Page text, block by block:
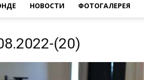
НОВОСТИ ФОТОГАЛЕРЕЯ
(20)